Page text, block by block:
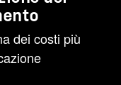
dei costi più